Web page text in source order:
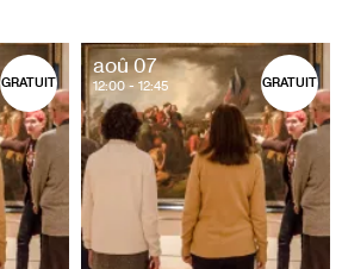
GRATUIT
aoû 07
12:00 - 12:45 GRATUIT